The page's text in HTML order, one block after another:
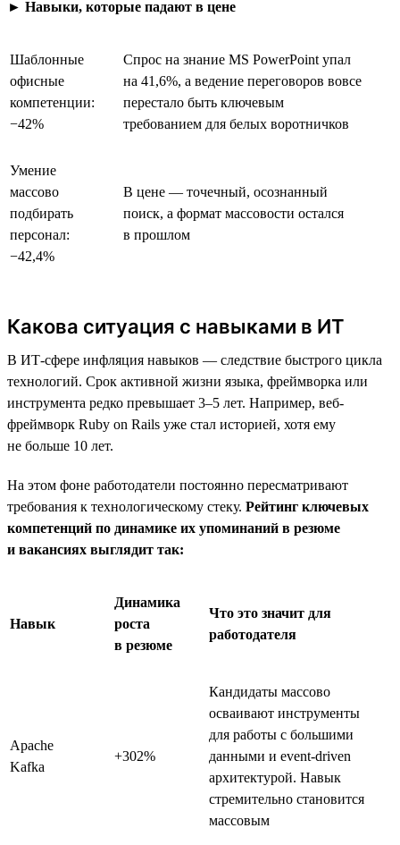
► Навыки, которые падают в цене
Шаблонные
офисные
компетенции:
−42%
Спрос на знание MS PowerPoint упал
на 41,6%, а ведение переговоров вовсе
перестало быть ключевым
требованием для белых воротничков
Умение
массово
подбирать
персонал:
−42,4%
В цене — точечный, осознанный
поиск, а формат массовости остался
в прошлом
Какова ситуация с навыками в ИТ
В ИТ-сфере инфляция навыков — следствие быстрого цикла
технологий. Срок активной жизни языка, фреймворка или
инструмента редко превышает 3–5 лет. Например, веб-
фреймворк Ruby on Rails уже стал историей, хотя ему
не больше 10 лет.
На этом фоне работодатели постоянно пересматривают
требования к технологическому стеку. Рейтинг ключевых
компетенций по динамике их упоминаний в резюме
и вакансиях выглядит так:
Навык
Динамика
роста
в резюме
Что это значит для
работодателя
Apache
Kafka
+302%
Кандидаты массово
осваивают инструменты
для работы с большими
данными и event-driven
архитектурой. Навык
стремительно становится
массовым